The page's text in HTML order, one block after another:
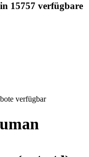
15757 verfügbare
verfügbar